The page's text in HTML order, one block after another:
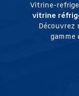
Vitrine-
vitrine
Découvrez
gamme